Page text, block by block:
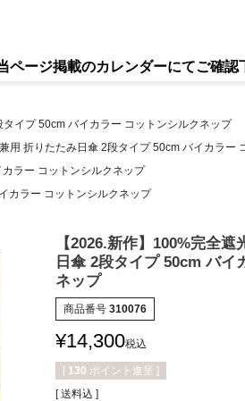
ージ掲載のカレンダーにてご確認
イプ 50cm バイカラー コットンシルクネップ
用 折りたたみ日傘 2段タイプ 50cm バイカラー
ラー コットンシルクネップ
カラー コットンシルクネップ
【2026.新作】100%完全
日傘 2段タイプ 50cm バイ
ネップ
商品番号 310076
¥14,300税込
[ 130 ポイント進呈 ]
送料込